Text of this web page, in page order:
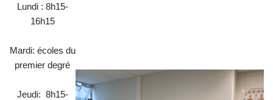
Lundi : 8h15-
16h15
Mardi: écoles du
premier degré
Jeudi: 8h15-